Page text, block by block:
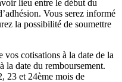
lieu entre le début du
Vous serez informé
la possibilité de soumettre
vos cotisations à la date de la
la date du remboursement.
23 et 24ème mois de